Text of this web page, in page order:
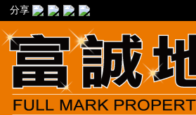
分享